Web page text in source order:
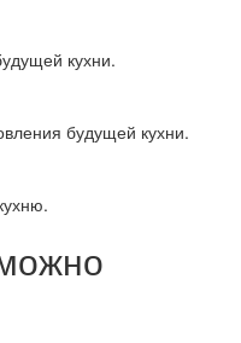
кухни.
будущей кухни.